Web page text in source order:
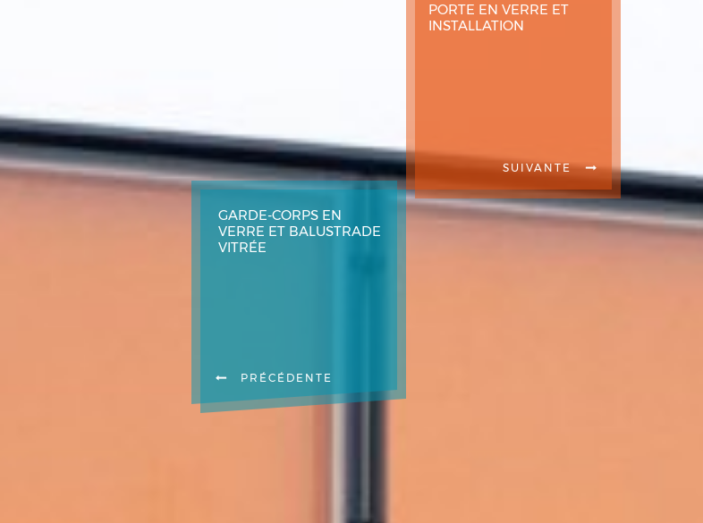
PORTE EN VERRE ET
INSTALLATION
SUIVANTE
GARDE-CORPS EN
VERRE ET BALUSTRADE
VITRÉE
PRÉCÉDENTE